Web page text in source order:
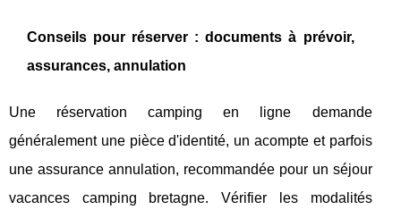
Conseils pour réserver : documents à prévoir,
assurances, annulation
Une réservation camping en ligne demande
généralement une pièce d'identité, un acompte et parfois
une assurance annulation, recommandée pour un séjour
vacances camping bretagne. Vérifier les modalités